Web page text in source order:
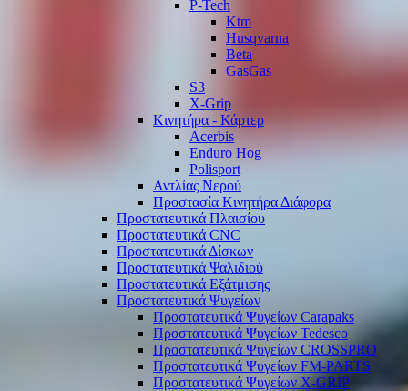
P-Tech
Ktm
Husqvarna
Beta
GasGas
S3
X-Grip
Κινητήρα - Κάρτερ
Acerbis
Enduro Hog
Polisport
Αντλίας Νερού
Προστασία Κινητήρα Διάφορα
Προστατευτικά Πλαισίου
Προστατευτικά CNC
Προστατευτικά Δίσκων
Προστατευτικά Ψαλιδιού
Προστατευτικά Εξάτμισης
Προστατευτικά Ψυγείων
Προστατευτικά Ψυγείων Carapaks
Προστατευτικά Ψυγείων Tedesco
Προστατευτικά Ψυγείων CROSSPRO
Προστατευτικά Ψυγείων FM-PARTS
Προστατευτικά Ψυγείων X-GRIP